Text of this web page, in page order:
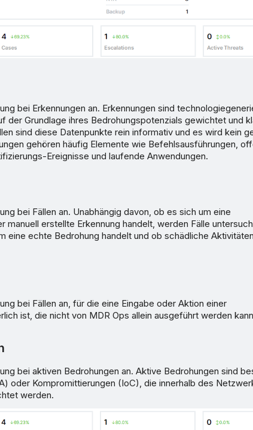
bei Erkennungen an. Erkennungen sind
der Grundlage ihres Bedrohungspotenzials gewichtet und
sind diese Datenpunkte rein informativ und es wird kein
gehören häufig Elemente wie Befehlsausführungen,
Ereignisse und laufende Anwendungen.
bei Fällen an. Unabhängig davon, ob es sich um eine
manuell erstellte Erkennung handelt, werden Fälle
eine echte Bedrohung handelt und ob schädliche Aktivitäten
bei Fällen an, für die eine Eingabe oder Aktion einer
ist, die nicht von MDR Ops allein ausgeführt werden
bei aktiven Bedrohungen an. Aktive Bedrohungen sind
oder Kompromittierungen (IoC), die innerhalb des
werden.